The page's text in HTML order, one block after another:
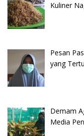
Kuliner
Pesan
yang
Demam
Media